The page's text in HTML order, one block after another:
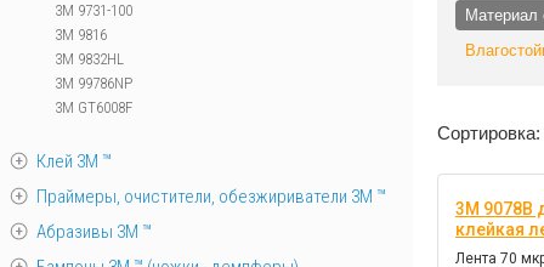
Материал
Сортировка:
3M 9078B
клейкая
Лента 70
3M 9731-100
3M 9816
3M 9832HL
3M 99786NP
3M GT6008F
Клей 3М ™
Праймеры, очистители, обезжириватели 3М ™
Абразивы 3М ™